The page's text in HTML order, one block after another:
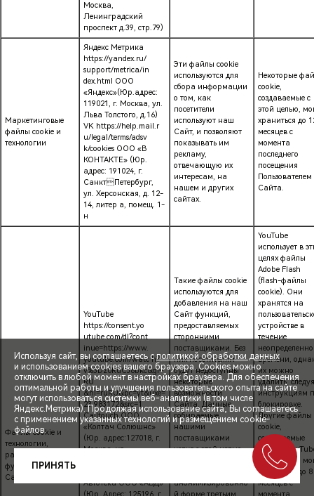
СПЕЦПРЕДЛОЖЕНИЯ
ЗАПИСЬ НА ТЕСТ-ДРАЙВ
Москва,
Ленинградский
проспект д.39, стр.79)
Маркетинговые
файлы cookie и
технологии
Яндекс Метрика
https://yandex.ru/
support/metrica/in
dex.html ООО
«Яндекс»(Юр.адрес:
119021, г. Москва, ул.
Льва Толстого, д.16)
VK https://help.mail.r
u/legal/terms/adsv
k/cookies ООО «В
КОНТАКТЕ» (Юр.
адрес: 191024, г.
СанктПетербург,
ул. Херсонская, д. 12-
14, литер а, помещ. 1-
н
Эти файлы cookie
используются для
сбора информации
о том, как
посетители
используют наш
Сайт, и позволяют
показывать им
рекламу,
отвечающую их
интересам, на
нашем и других
сайтах.
Некоторые
cookie,
создаваемые с
этой целью,
храниться до
месяцев с
момента
последнего
посещения
Пользователем
Сайта.
Файлы cookie и
технологии,
расширяющие
функциональность
Сайта
YouTube
https://consent.yo
utube.com/dl?cont
inue=https://www.
youtube.com/watc h?
v%3Dz0RuCJ6bkc&gl=
RU
&hl=ruRU&pc=yt&uxe=
23 983172&src=1
Calltouch ООО
«Колтач Солюшнс»
(Юр. адрес:127018, г.
Москва, ул
Автотека ООО «АБД»
Такие файлы cookie
используются для
добавления на наш
Сайт функций,
предоставляемых
сторонними
поставщиками. Без
них посетителям
будут недоступны
некоторые
возможности
Сайта. Данные,
собираемые
нашими
поставщиками
услуг с этой целью,
анонимизированно
YouTube
использует в
целях файлы
Adobe Flash
(flash-файлы
cookie). Они
хранятся на
устройстве в
течение
времени,
их можно
удалить, следуя
инструкциям
блокировке.
Другие файлы
cookie,
создаваемые
сайтом
этой целью,
храниться до 8
месяцев с
Используя сайт, вы соглашаетесь сполитикой обработки данных
и использованием cookies вашего браузера. Cookies можно
отключить в любой момент в настройках браузера. Для обеспечения
оптимальной работы и улучшения пользовательского опыта на сайте
могут использоваться системы веб-аналитики (в том числе
Яндекс.Метрика). Продолжая использование сайта, Вы соглашаетесь
с применением указанных технологий и размещением cookie-
файлов.
ПРИНЯТЬ